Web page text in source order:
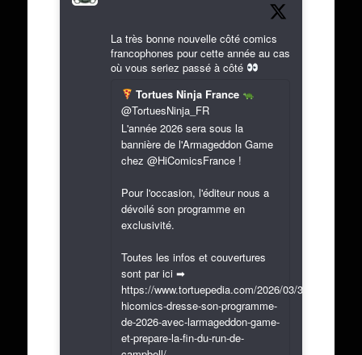
La très bonne nouvelle côté comics
francophones pour cette année au cas
où vous seriez passé à côté
Tortues Ninja France
@TortuesNinja_FR
L'année 2026 sera sous la
bannière de l'Armageddon Game
chez @HiComicsFrance !
Pour l'occasion, l'éditeur nous a
dévoilé son programme en
exclusivité.
Toutes les infos et couvertures
sont par ici ➡
https://www.tortuepedia.com/2026/03/31/exclusif-
hicomics-dresse-son-programme-
de-2026-avec-larmageddon-game-
et-prepare-la-fin-du-run-de-